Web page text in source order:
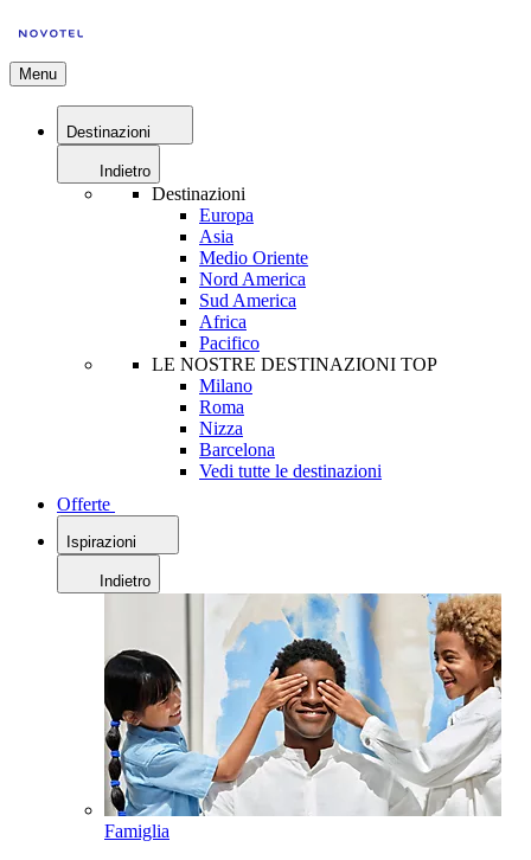
Menu
Destinazioni
Indietro
Destinazioni
Europa
Asia
Medio Oriente
Nord America
Sud America
Africa
Pacifico
LE NOSTRE DESTINAZIONI TOP
Milano
Roma
Nizza
Barcelona
Vedi tutte le destinazioni
Offerte
Ispirazioni
Indietro
Famiglia